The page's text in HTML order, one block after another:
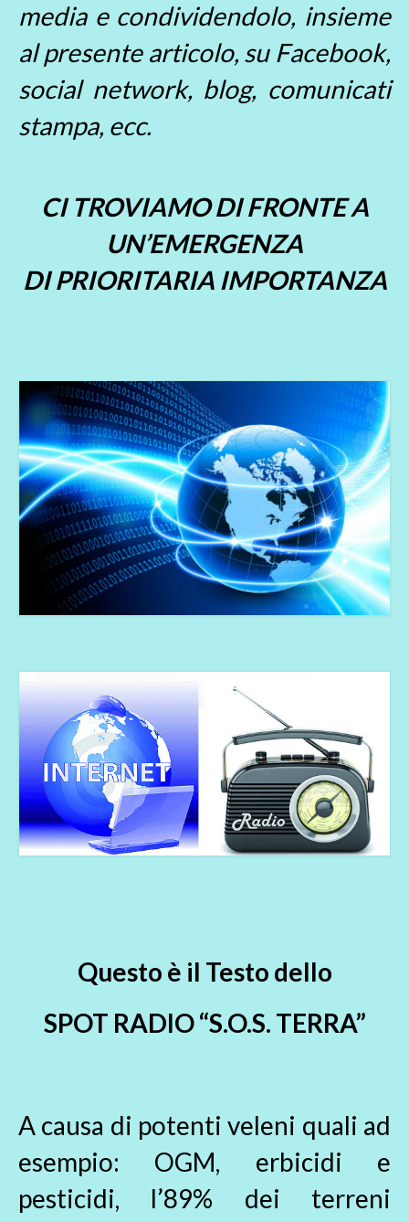
media e condividendolo, insieme
al presente articolo, su Facebook,
social network, blog, comunicati
stampa, ecc.
CI TROVIAMO DI FRONTE A
UN’EMERGENZA
DI PRIORITARIA IMPORTANZA
Questo è il Testo dello
SPOT RADIO “S.O.S. TERRA”
A causa di potenti veleni quali ad
esempio: OGM, erbicidi e
pesticidi, l’89% dei terreni